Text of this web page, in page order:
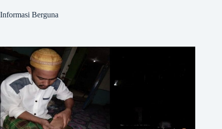
Informasi Berguna